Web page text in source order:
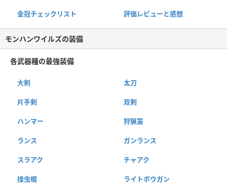
金冠チェックリスト 評価レビューと感想
モンハンワイルズの装備
各武器種の最強装備
大剣 太刀
片手剣 双剣
ハンマー 狩猟笛
ランス ガンランス
スラアク チャアク
操虫棍 ライトボウガン